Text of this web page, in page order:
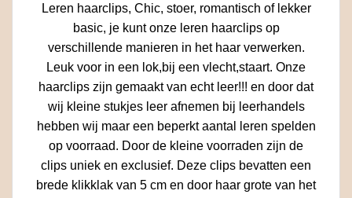
Leren haarclips, Chic, stoer, romantisch of lekker
basic, je kunt onze leren haarclips op
verschillende manieren in het haar verwerken.
Leuk voor in een lok,bij een vlecht,staart. Onze
haarclips zijn gemaakt van echt leer!!! en door dat
wij kleine stukjes leer afnemen bij leerhandels
hebben wij maar een beperkt aantal leren spelden
op voorraad. Door de kleine voorraden zijn de
clips uniek en exclusief. Deze clips bevatten een
brede klikklak van 5 cm en door haar grote van het